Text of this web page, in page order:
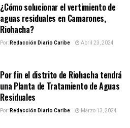
¿Cómo solucionar el vertimiento de
aguas residuales en Camarones,
Riohacha?
Por:Redacción Diario Caribe Abril 23, 2024
Por fin el distrito de Riohacha tendrá
una Planta de Tratamiento de Aguas
Residuales
Por:Redacción Diario Caribe Marzo 13, 2024